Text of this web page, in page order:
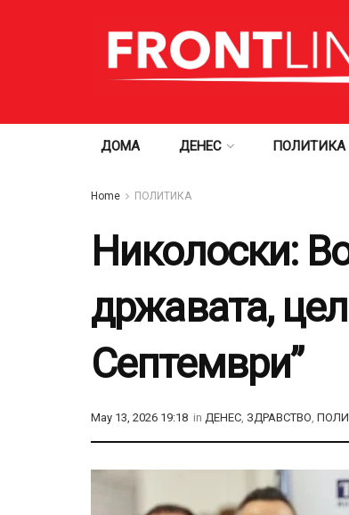
ДОМА ДЕНЕС ПОЛИТИКА
Home ПОЛИТИКА
Николоски:
државата,
Септември”
May 13, 2026 19:18 in ДЕНЕС, ЗДРАВСТВО,